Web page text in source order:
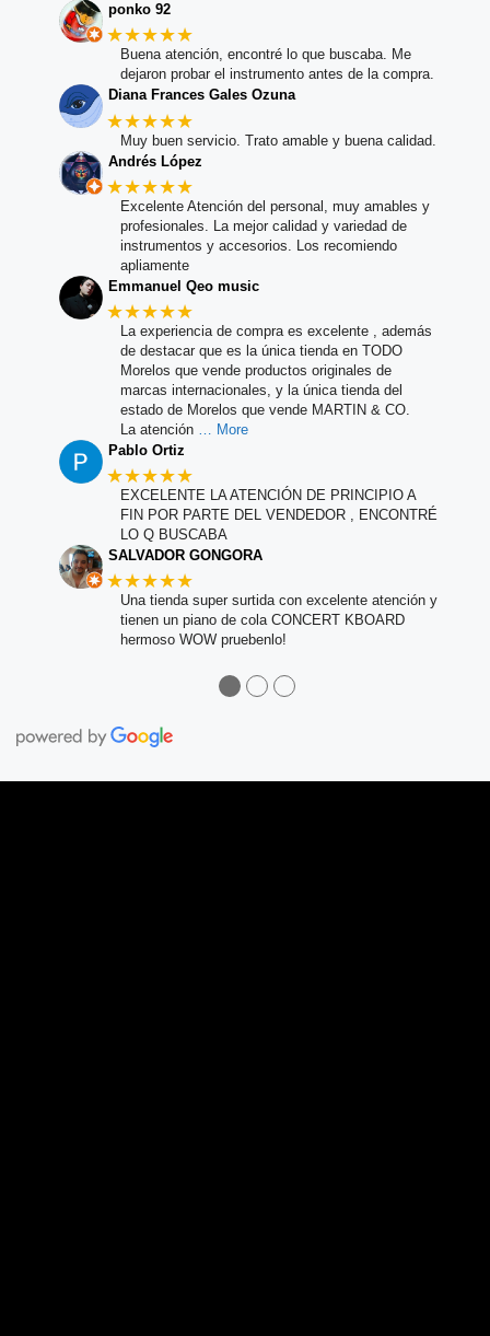
ponko 92
★★★★★
Buena atención, encontré lo que buscaba. Me
dejaron probar el instrumento antes de la compra.
Diana Frances Gales Ozuna
★★★★★
Muy buen servicio. Trato amable y buena calidad.
Andrés López
★★★★★
Excelente Atención del personal, muy amables y
profesionales. La mejor calidad y variedad de
instrumentos y accesorios. Los recomiendo
apliamente
Emmanuel Qeo music
★★★★★
La experiencia de compra es excelente , además
de destacar que es la única tienda en TODO
Morelos que vende productos originales de
marcas internacionales, y la única tienda del
estado de Morelos que vende MARTIN & CO.
La atención
… More
Pablo Ortiz
★★★★★
EXCELENTE LA ATENCIÓN DE PRINCIPIO A
FIN POR PARTE DEL VENDEDOR , ENCONTRÉ
LO Q BUSCABA
SALVADOR GONGORA
★★★★★
Una tienda super surtida con excelente atención y
tienen un piano de cola CONCERT KBOARD
hermoso WOW pruebenlo!
●●●